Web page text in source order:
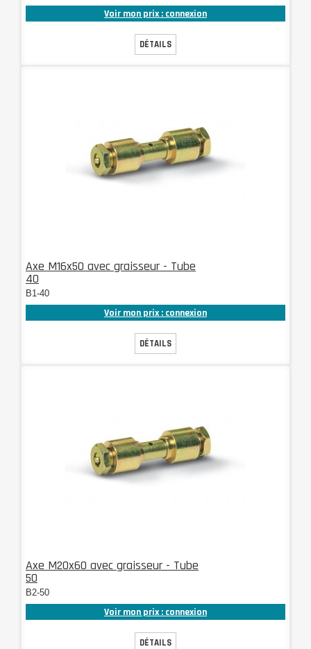
Voir mon prix : connexion
DÉTAILS
Axe M16x50 avec graisseur - Tube
40
B1-40
Voir mon prix : connexion
DÉTAILS
Axe M20x60 avec graisseur - Tube
50
B2-50
Voir mon prix : connexion
DÉTAILS